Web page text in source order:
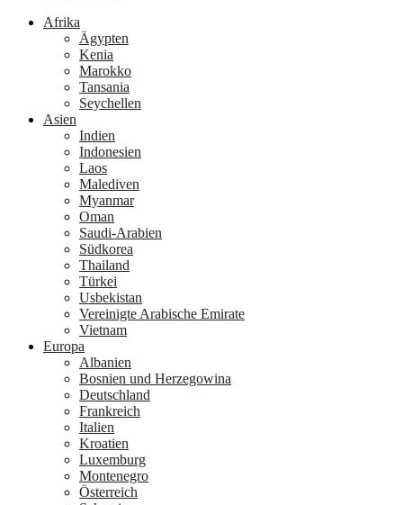
Afrika
Ägypten
Kenia
Marokko
Tansania
Seychellen
Asien
Indien
Indonesien
Laos
Malediven
Myanmar
Oman
Saudi-Arabien
Südkorea
Thailand
Türkei
Usbekistan
Vereinigte Arabische Emirate
Vietnam
Europa
Albanien
Bosnien und Herzegowina
Deutschland
Frankreich
Italien
Kroatien
Luxemburg
Montenegro
Österreich